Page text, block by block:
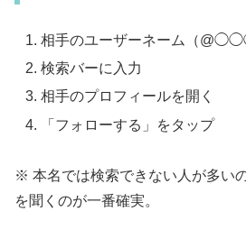
相手のユーザーネーム（
検索バーに入力
相手のプロフィールを開く
「フォローする」をタップ
※ 本名では検索できない人が多い
を聞くのが一番確実。